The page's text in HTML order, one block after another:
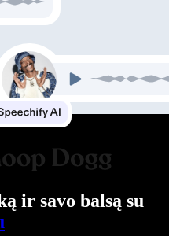
ir savo balsą su